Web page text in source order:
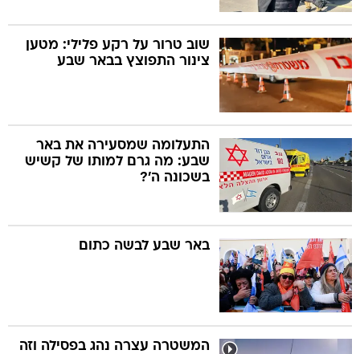
שוב טרור על רקע פלילי: מטען
צינור התפוצץ בבאר שבע
התעלומה שמסעירה את באר
שבע: מה גרם למותו של קשיש
בשכונה ה'?
באר שבע לבשה כתום
המשטרה עצרה נהג בפסילה וזה